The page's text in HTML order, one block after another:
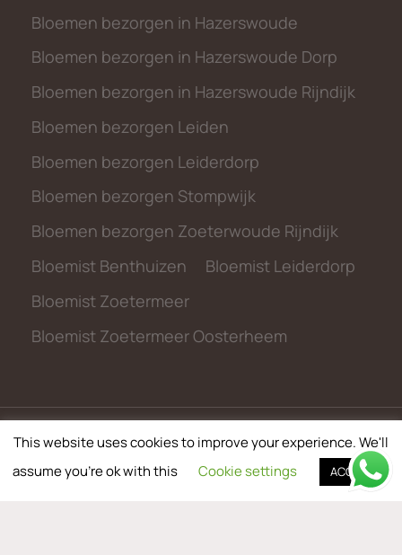
Bloemen bezorgen in Hazerswoude
Bloemen bezorgen in Hazerswoude Dorp
Bloemen bezorgen in Hazerswoude Rijndijk
Bloemen bezorgen Leiden
Bloemen bezorgen Leiderdorp
Bloemen bezorgen Stompwijk
Bloemen bezorgen Zoeterwoude Rijndijk
Bloemist Benthuizen
Bloemist Leiderdorp
Bloemist Zoetermeer
Bloemist Zoetermeer Oosterheem
© 2026 metbloemen.nl
This website uses cookies to improve your experience. We'll
assume you're ok with this
Cookie settings ACCEPT